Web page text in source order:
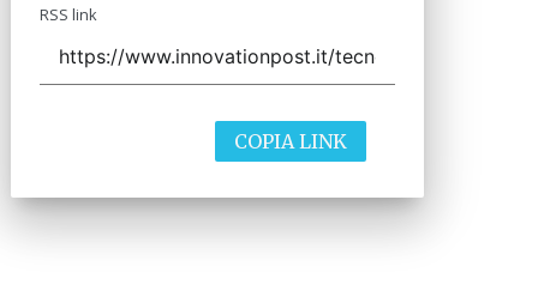
RSS link
COPIA LINK